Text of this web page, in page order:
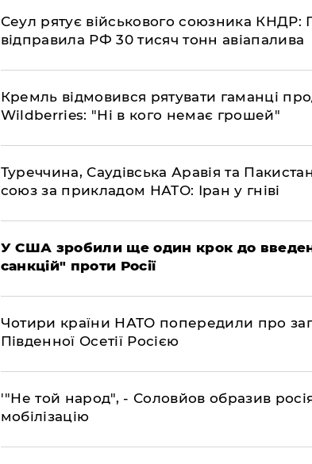
​Сеул рятує військового союзника КНДР:
відправила РФ 30 тисяч тонн авіапалива
​Кремль відмовився рятувати гаманці
Wildberries: "Ні в кого немає грошей"
​Туреччина, Саудівська Аравія та
союз за прикладом НАТО: Іран у гніві
​У США зробили ще один крок до
санкцій" проти Росії
​Чотири країни НАТО попередили про
Південної Осетії Росією
​'"Не той народ", - Соловйов образив
мобілізацію